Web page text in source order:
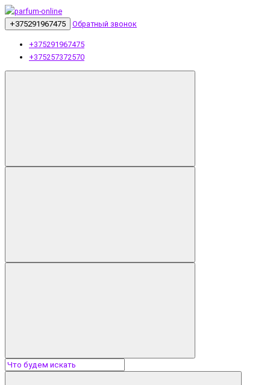
+375291967475 Обратный звонок
+375291967475
+375257372570